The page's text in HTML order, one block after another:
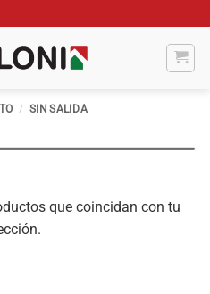
/ SIN SALIDA
que coincidan con tu